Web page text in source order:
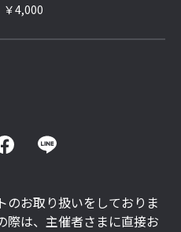
￥4,000
のお取り扱いをしておりま
際は、主催者さまに直接お